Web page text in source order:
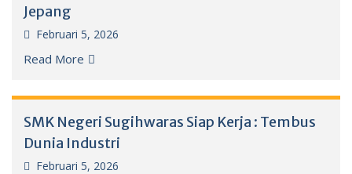
Jepang
Februari 5, 2026
Read More
SMK Negeri Sugihwaras Siap Kerja : Tembus
Dunia Industri
Februari 5, 2026